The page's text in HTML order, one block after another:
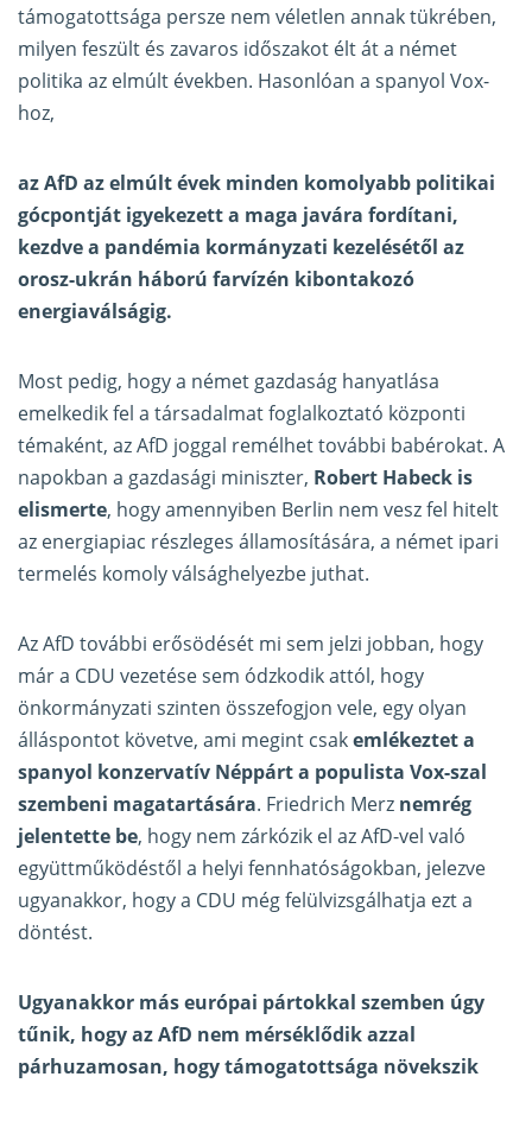
támogatottsága persze nem véletlen annak tükrében,
milyen feszült és zavaros időszakot élt át a német
politika az elmúlt években. Hasonlóan a spanyol Vox-
hoz,
az AfD az elmúlt évek minden komolyabb politikai
gócpontját igyekezett a maga javára fordítani,
kezdve a pandémia kormányzati kezelésétől az
orosz-ukrán háború farvízén kibontakozó
energiaválságig.
Most pedig, hogy a német gazdaság hanyatlása
emelkedik fel a társadalmat foglalkoztató központi
témaként, az AfD joggal remélhet további babérokat. A
napokban a gazdasági miniszter, Robert Habeck is
elismerte, hogy amennyiben Berlin nem vesz fel hitelt
az energiapiac részleges államosítására, a német ipari
termelés komoly válsághelyezbe juthat.
Az AfD további erősödését mi sem jelzi jobban, hogy
már a CDU vezetése sem ódzkodik attól, hogy
önkormányzati szinten összefogjon vele, egy olyan
álláspontot követve, ami megint csakemlékeztet a
spanyol konzervatív Néppárt a populista Vox-szal
szembeni magatartására. Friedrich Merz nemrég
jelentette be, hogy nem zárkózik el az AfD-vel való
együttműködéstől a helyi fennhatóságokban, jelezve
ugyanakkor, hogy a CDU még felülvizsgálhatja ezt a
döntést.
Ugyanakkor más európai pártokkal szemben úgy
tűnik, hogy az AfD nem mérséklődik azzal
párhuzamosan, hogy támogatottsága növekszik